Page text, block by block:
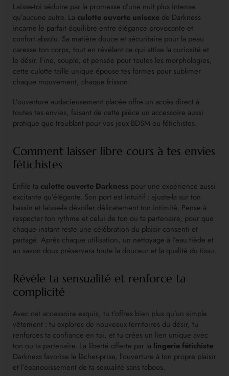
Laisse-toi séduire par la promesse d’une nuit plus intense
qu’aucune autre. La culotte ouverte unisexe de Darkness
incarne le parfait équilibre entre élégance provocante et
confort absolu. Sa matière douce et sécuritaire pour la peau
caresse ton corps, tout en révélant ce qui attise la curiosité et
le désir. Fine, souple, et pensée pour toutes les morphologies,
cette culotte taille unique épouse tes formes pour sublimer
chaque mouvement, chaque frisson.
L’ouverture audacieusement placée offre un accès direct à
toutes tes envies, faisant de cette pièce un accessoire aussi
pratique que troublant pour vos jeux BDSM ou fétichistes.
Comment laisser libre cours à tes envies
fétichistes
Enfile ta culotte ouverte Darkness pour une expérience aussi
excitante qu’élégante. Son port est intuitif : ajuste-la sur ton
bassin et laisse-la dévoiler délicatement ton intimité. Pense à
respecter ton rythme et celui de ton ou ta partenaire, pour que
chaque instant reste une célébration du plaisir consenti et
partagé. Après chaque utilisation, un nettoyage à l’eau tiède et
au savon doux préservera toute la douceur et la qualité du tissu.
Révèle ta sensualité et renforce ta
complicité
Avec cet accessoire exquis, tu t’offres bien plus qu’un simple
vêtement : tu explores de nouveaux territoires du désir, tu
renforces ta confiance en toi, et tu crées un lien unique avec
ton ou ta partenaire. La liberté offerte par la lingerie fétichiste
Darkness favorise le lâcher-prise, l’ouverture à ton propre plaisir
et l’épanouissement de ta sexualité sans tabous.